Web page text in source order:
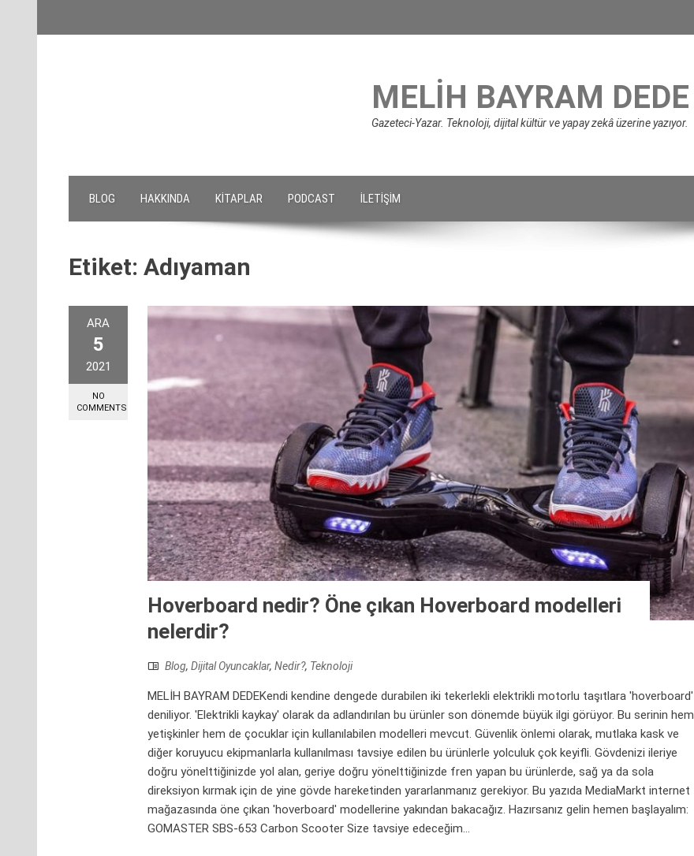
MELIH BAYRAM DEDE
Gazeteci-Yazar. Teknoloji, dijital kültür ve yapay zekâ üzerine yazıyor.
BLOG HAKKINDA KITAPLAR PODCAST İLETIŞIM
Etiket: Adıyaman
ARA
5
2021
NO
COMMENTS
Hoverboard nedir? Öne çıkan Hoverboard modelleri
nelerdir?
Blog, Dijital Oyuncaklar, Nedir?, Teknoloji
MELİH BAYRAM DEDEKendi kendine dengede durabilen iki tekerlekli elektrikli motorlu taşıtlara 'hoverboard'
deniliyor. 'Elektrikli kaykay' olarak da adlandırılan bu ürünler son dönemde büyük ilgi görüyor. Bu serinin hem
yetişkinler hem de çocuklar için kullanılabilen modelleri mevcut. Güvenlik önlemi olarak, mutlaka kask ve
diğer koruyucu ekipmanlarla kullanılması tavsiye edilen bu ürünlerle yolculuk çok keyifli. Gövdenizi ileriye
doğru yönelttiğinizde yol alan, geriye doğru yönelttiğinizde fren yapan bu ürünlerde, sağ ya da sola
direksiyon kırmak için de yine gövde hareketinden yararlanmanız gerekiyor. Bu yazıda MediaMarkt internet
mağazasında öne çıkan 'hoverboard' modellerine yakından bakacağız. Hazırsanız gelin hemen başlayalım:
GOMASTER SBS-653 Carbon Scooter Size tavsiye edeceğim...